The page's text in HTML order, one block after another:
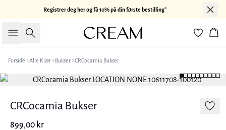
Registrer deg her og få 10% på din første bestilling*
Søk
Forside Alle Klær Bukser CRCocamia Bukser
CRCocamia Bukser
899,00 kr